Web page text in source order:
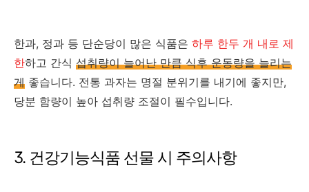
한과, 정과 등 단순당이 많은 식품은 하루 한두 개 내로 제
한하고 간식 섭취량이 늘어난 만큼 식후 운동량을 늘리는
게 좋습니다. 전통 과자는 명절 분위기를 내기에 좋지만,
당분 함량이 높아 섭취량 조절이 필수입니다.
3. 건강기능식품 선물 시 주의사항